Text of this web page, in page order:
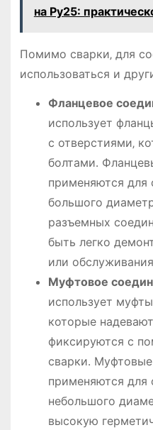
на Ру25:
Помимо сварки‚ для
использоваться и
Фланцевое
использует
с отверстиями‚
болтами․
применяются для
большого
разъемных
быть легко
или
Муфтовое
использует
которые
фиксируются с
сварки․
применяются для
небольшого
высокую